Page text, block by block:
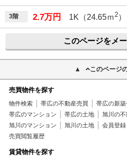
3階 2.7万円 1K（24.65ｍ 2）
このページをメ
このページ
売買物件を探す
物件検索 帯広の不動産売買 帯広の新
帯広のマンション
帯広の土地 旭川の
旭川のマンション
旭川の土地 会員登録
売買閲覧履歴
賃貸物件を探す